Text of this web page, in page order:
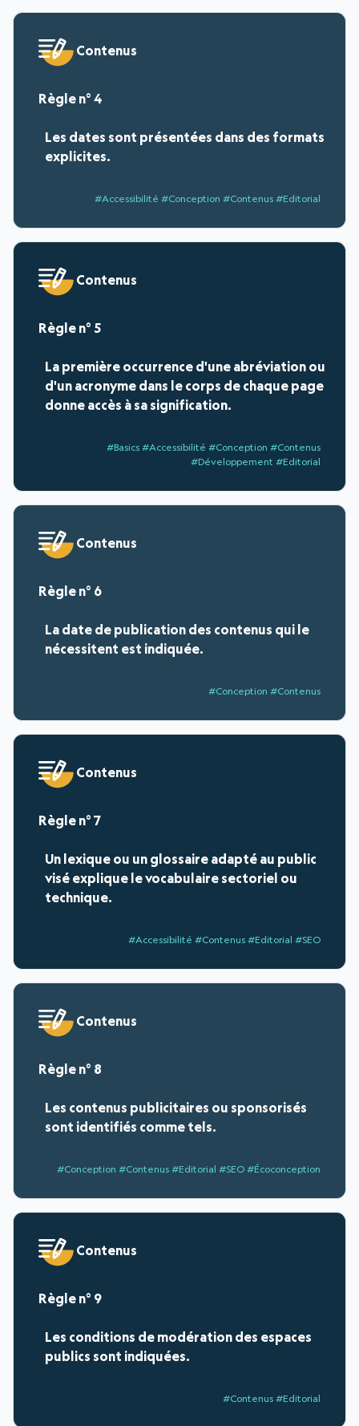
Contenus
4
Les dates sont présentées dans des formats
explicites.
#Accessibilité #Conception #Contenus #Editorial
Contenus
5
La première occurrence d'une abréviation ou
d'un acronyme dans le corps de chaque page
donne accès à sa signification.
#Basics #Accessibilité #Conception #Contenus
#Développement #Editorial
Contenus
6
La date de publication des contenus qui le
nécessitent est indiquée.
#Conception #Contenus
Contenus
7
Un lexique ou un glossaire adapté au public
visé explique le vocabulaire sectoriel ou
technique.
#Accessibilité #Contenus #Editorial #SEO
Contenus
8
Les contenus publicitaires ou sponsorisés
sont identifiés comme tels.
#Conception #Contenus #Editorial #SEO #Écoconception
Contenus
9
Les conditions de modération des espaces
publics sont indiquées.
#Contenus #Editorial